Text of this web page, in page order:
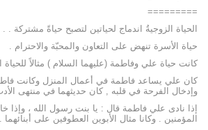
=========
الحياة الزوجيةُ اندماج لحياتين لتصبح حياةً مشتركة .
حياة الأسرة تنهض على التعاون والمحبّة والاحترام .
كانت حياة علي وفاطمة (عليهما السلام ) مثالاً للحياة
كان علي يساعد فاطمة في أعمال المنزل وكانت
وإدخال الفرحة في قلبه , كان حديثهما في منتهى
إذا نادى علي فاطمة قال : يا بنت رسول الله ، وإذا
المؤمنين . وكانا مثال الأبوين العطوفين على أبنائهما .